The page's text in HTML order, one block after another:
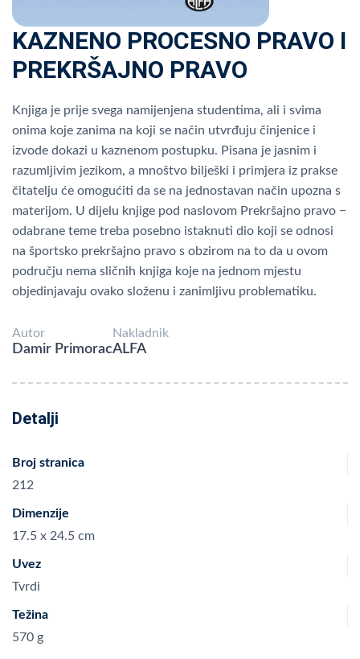
KAZNENO PROCESNO PRAVO I
PREKRŠAJNO PRAVO
Knjiga je prije svega namijenjena studentima, ali i svima
onima koje zanima na koji se način utvrđuju činjenice i
izvode dokazi u kaznenom postupku. Pisana je jasnim i
razumljivim jezikom, a mnoštvo bilješki i primjera iz prakse
čitatelju će omogućiti da se na jednostavan način upozna s
materijom. U dijelu knjige pod naslovom Prekršajno pravo −
odabrane teme treba posebno istaknuti dio koji se odnosi
na športsko prekršajno pravo s obzirom na to da u ovom
području nema sličnih knjiga koje na jednom mjestu
objedinjavaju ovako složenu i zanimljivu problematiku.
Autor
Damir Primorac
Nakladnik
ALFA
Detalji
Broj stranica
212
Dimenzije
17.5 x 24.5 cm
Uvez
Tvrdi
Težina
570 g